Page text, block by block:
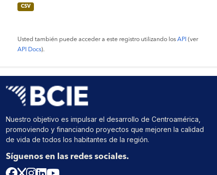
CSV
Usted también puede acceder a este registro utilizando los API (ver
API Docs).
Nuestro objetivo es impulsar el desarrollo de Centroamérica,
promoviendo y financiando proyectos que mejoren la calidad
de vida de todos los habitantes de la región.
Síguenos en las redes sociales.